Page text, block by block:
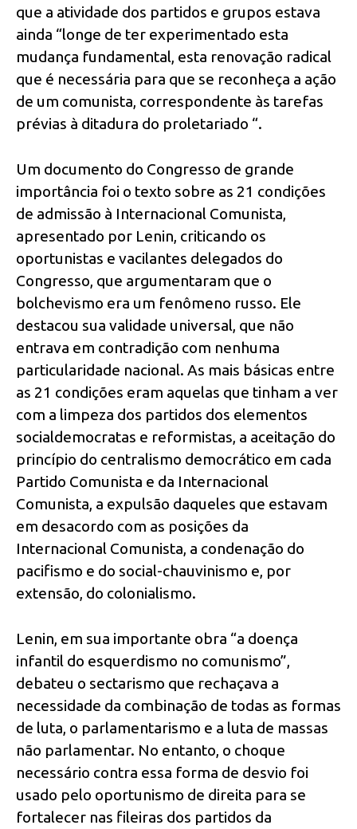
que a atividade dos partidos e grupos estava
ainda “longe de ter experimentado esta
mudança fundamental, esta renovação radical
que é necessária para que se reconheça a ação
de um comunista, correspondente às tarefas
prévias à ditadura do proletariado “.
Um documento do Congresso de grande
importância foi o texto sobre as 21 condições
de admissão à Internacional Comunista,
apresentado por Lenin, criticando os
oportunistas e vacilantes delegados do
Congresso, que argumentaram que o
bolchevismo era um fenômeno russo. Ele
destacou sua validade universal, que não
entrava em contradição com nenhuma
particularidade nacional. As mais básicas entre
as 21 condições eram aquelas que tinham a ver
com a limpeza dos partidos dos elementos
socialdemocratas e reformistas, a aceitação do
princípio do centralismo democrático em cada
Partido Comunista e da Internacional
Comunista, a expulsão daqueles que estavam
em desacordo com as posições da
Internacional Comunista, a condenação do
pacifismo e do social-chauvinismo e, por
extensão, do colonialismo.
Lenin, em sua importante obra “a doença
infantil do esquerdismo no comunismo”,
debateu o sectarismo que rechaçava a
necessidade da combinação de todas as formas
de luta, o parlamentarismo e a luta de massas
não parlamentar. No entanto, o choque
necessário contra essa forma de desvio foi
usado pelo oportunismo de direita para se
fortalecer nas fileiras dos partidos da